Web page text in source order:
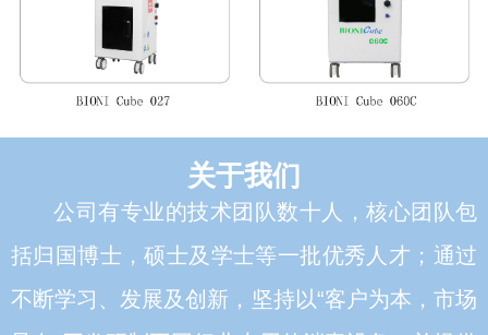
公司有专业的技术团队数十人，核心团队包
括归国博士，硕士及学士等一批优秀人才；通过
不断学习、发展及创新，坚持以“客户为本，市场
关于我们